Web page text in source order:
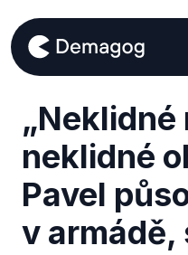
„Neklidné
neklidné
Pavel
v armádě,